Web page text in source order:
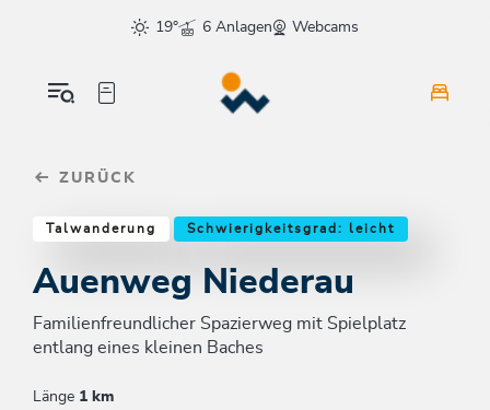
sr.skip-to.main-content
sr.skip-to.table-of-contents
sr.skip-to.main-navigation
19°
6 Anlagen Webcams
ZURÜCK
Talwanderung Schwierigkeitsgrad: leicht
Auenweg Niederau
Familienfreundlicher Spazierweg mit Spielplatz
entlang eines kleinen Baches
Länge 1 km